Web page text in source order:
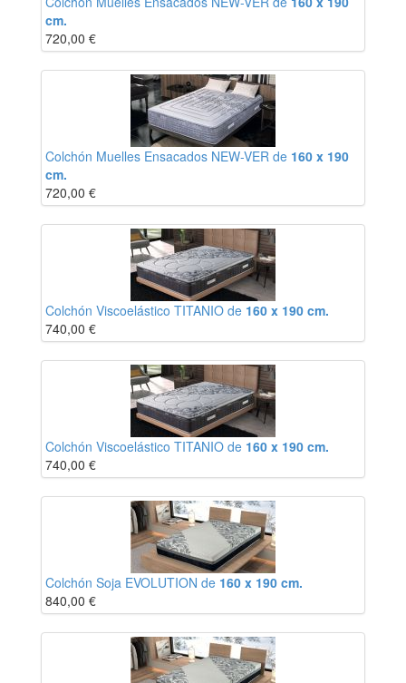
cm.
720,00 €
Colchón Muelles Ensacados NEW-VER de 160 x 190
cm.
720,00 €
Colchón Viscoelástico TITANIO de 160 x 190 cm.
740,00 €
Colchón Viscoelástico TITANIO de 160 x 190 cm.
740,00 €
Colchón Soja EVOLUTION de 160 x 190 cm.
840,00 €